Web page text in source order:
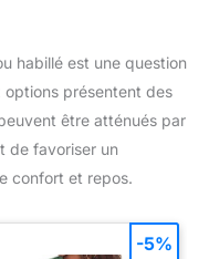
habillé est une question
présentent des
être atténués par
de favoriser un
confort et repos.
-5%